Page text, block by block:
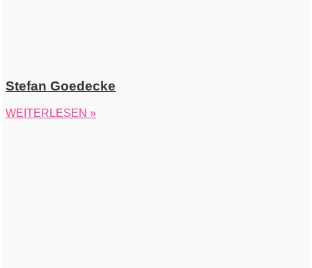
Stefan Goedecke
WEITERLESEN »